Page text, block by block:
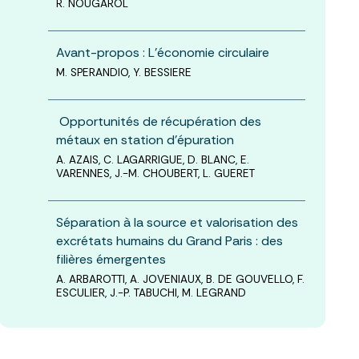
R. NOUGAROL
Avant-propos : L'économie circulaire
M. SPERANDIO, Y. BESSIERE
Opportunités de récupération des
métaux en station d’épuration
A. AZAIS, C. LAGARRIGUE, D. BLANC, E.
VARENNES, J.-M. CHOUBERT, L. GUERET
Séparation à la source et valorisation des
excrétats humains du Grand Paris : des
filières émergentes
A. ARBAROTTI, A. JOVENIAUX, B. DE GOUVELLO, F.
ESCULIER, J.-P. TABUCHI, M. LEGRAND